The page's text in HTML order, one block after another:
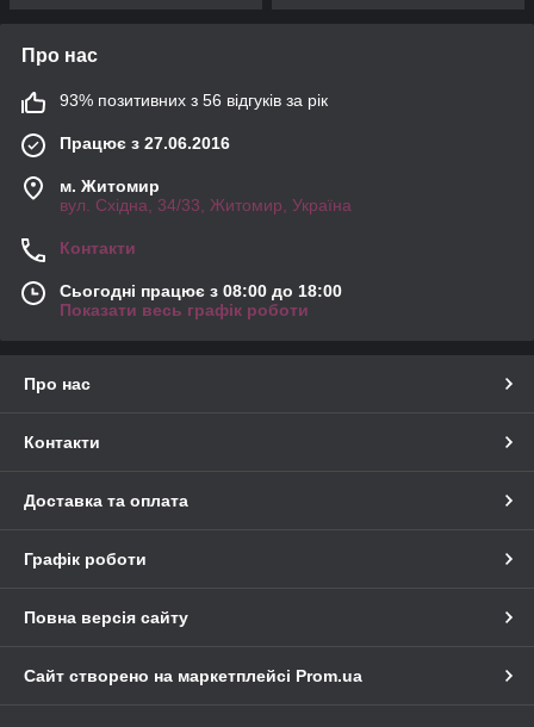
Про нас
93% позитивних з 56 відгуків за рік
Працює з 27.06.2016
м. Житомир
вул. Східна, 34/33, Житомир, Україна
Контакти
Сьогодні працює з 08:00 до 18:00
Показати весь графік роботи
Про нас
Контакти
Доставка та оплата
Графік роботи
Повна версія сайту
Сайт створено на маркетплейсі Prom.ua